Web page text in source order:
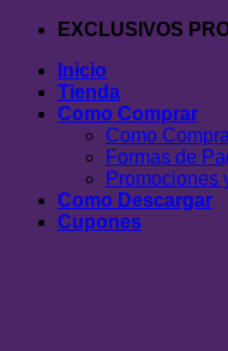
Saltar
contenido
EXCLUSIVOS
Inicio
Tienda
Como Comprar
Como
Formas de
Promociones
Como Descargar
Cupones